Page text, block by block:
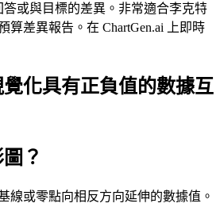
或與目標的差異。非常適合李克特
算差異報告。在 ChartGen.ai 上即時
化具有正負值的數據互
？
線或零點向相反方向延伸的數據值。